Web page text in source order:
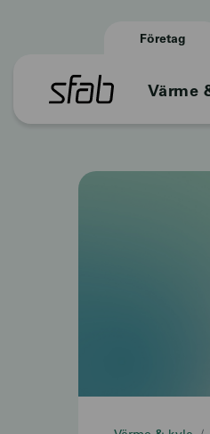
Företag
Värme